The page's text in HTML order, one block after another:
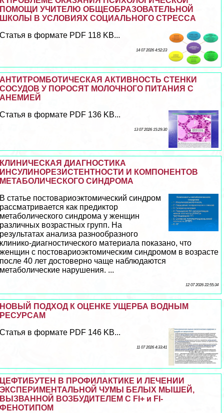
ПОМОЩИ УЧИТЕЛЮ ОБЩЕОБРАЗОВАТЕЛЬНОЙ
ШКОЛЫ В УСЛОВИЯХ СОЦИАЛЬНОГО СТРЕССА
Статья в формате PDF 118 KB...
14 07 2026 4:52:23
АНТИТРОМБОТИЧЕСКАЯ АКТИВНОСТЬ СТЕНКИ
СОСУДОВ У ПОРОСЯТ МОЛОЧНОГО ПИТАНИЯ С
АНЕМИЕЙ
Статья в формате PDF 136 KB...
13 07 2026 15:29:30
КЛИНИЧЕСКАЯ ДИАГНОСТИКА
ИНСУЛИНОРЕЗИСТЕНТНОСТИ И КОМПОНЕНТОВ
МЕТАБОЛИЧЕСКОГО СИНДРОМА
В статье постовариоэктомический синдром
рассматривается как предиктор
метаболического синдрома у женщин
различных возрастных групп. На
результатах анализа разнообразного
клинико-диагностического материала показано, что
женщин с постовариоэктомическим синдромом в возрасте
после 40 лет достоверно чаще наблюдаются
метаболические нарушения. ...
12 07 2026 22:55:34
НОВЫЙ ПОДХОД К ОЦЕНКЕ УЩЕРБА ВОДНЫМ
РЕСУРСАМ
Статья в формате PDF 146 KB...
11 07 2026 4:33:41
ЦЕФТИБУТЕН В ПРОФИЛАКТИКЕ И ЛЕЧЕНИИ
ЭКСПЕРИМЕНТАЛЬНОЙ ЧУМЫ БЕЛЫХ МЫШЕЙ,
ВЫЗВАННОЙ ВОЗБУДИТЕЛЕМ С FI+ и FI-
ФЕНОТИПОМ